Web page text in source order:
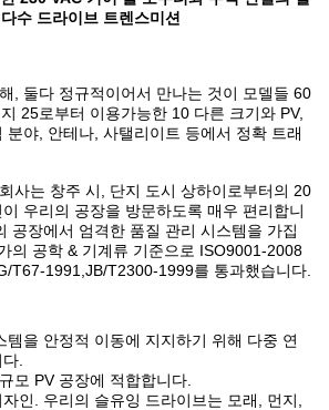
수 드라이브 트렌스미션
, 둘다 정규적이어서 만나는 것이 모델들 60
25로부터 이용가능한 10 다른 크기와 PV,
분야, 안테나, 사탤리이트 등에서 정확 트래
사는 창주 시, 단지 도시 상하이로부터의 20
우리의 공장을 방문하도록 매우 편리합니
공장에서 엄격한 품질 관리 시스템을 가집
의 공학 & 기계류 기준으로 ISO9001-2008
T67-1991,JB/T2300-1999를 통과했습니다.
템을 안정적 이동에 지지하기 위해 다중 연
.
모 PV 공장에 적합합니다.
인. 우리의 슬유잉 드라이브는 모래, 먼지,